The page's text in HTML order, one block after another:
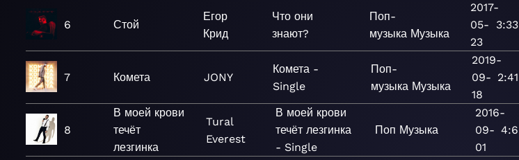
6 Стой
Егор
Крид
Что они
знают?
Поп-
музыка Музыка
2017-
05-
23
3:33
7 Комета JONY
Комета -
Single
Поп-
музыка Музыка
2019-
09-
18
2:41
8
В моей крови
течёт
лезгинка
Tural
Everest
В моей крови
течёт лезгинка
- Single
Поп Музыка
2016-
09-
01
4:6